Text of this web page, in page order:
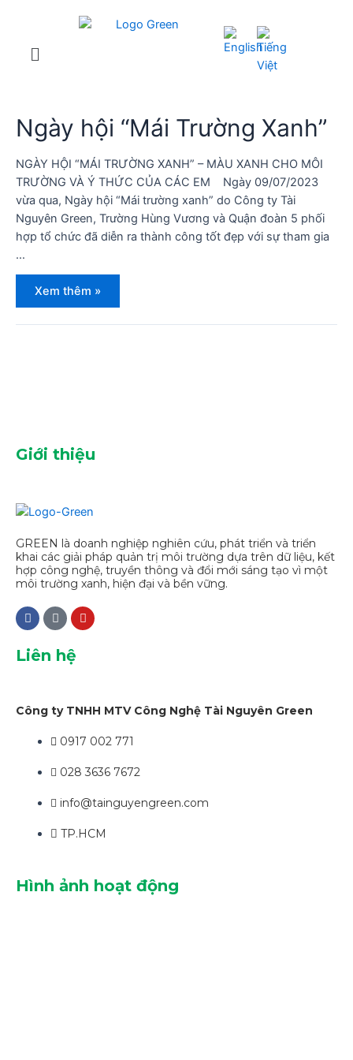
Ngày hội “Mái Trường Xanh”
NGÀY HỘI “MÁI TRƯỜNG XANH” – MÀU XANH CHO MÔI
TRƯỜNG VÀ Ý THỨC CỦA CÁC EM Ngày 09/07/2023
vừa qua, Ngày hội “Mái trường xanh” do Công ty Tài
Nguyên Green, Trường Hùng Vương và Quận đoàn 5 phối
hợp tổ chức đã diễn ra thành công tốt đẹp với sự tham gia
…
Xem thêm »
Giới thiệu
GREEN là doanh nghiệp nghiên cứu, phát triển và triển
khai các giải pháp quản trị môi trường dựa trên dữ liệu, kết
hợp công nghệ, truyền thông và đổi mới sáng tạo vì một
môi trường xanh, hiện đại và bền vững.
Liên hệ
Công ty TNHH MTV Công Nghệ Tài Nguyên Green
0917 002 771
028 3636 7672
info@tainguyengreen.com
TP.HCM
Hình ảnh hoạt động